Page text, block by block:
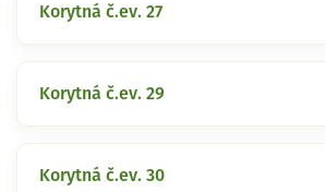
Korytná č.ev. 27
Korytná č.ev. 29
Korytná č.ev. 30